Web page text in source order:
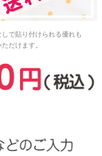
で貼り付けられる優れも
だけます。